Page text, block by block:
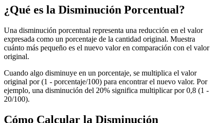
¿Qué es la Disminución Porcentual?
Una disminución porcentual representa una reducción en el valor
expresada como un porcentaje de la cantidad original. Muestra
cuánto más pequeño es el nuevo valor en comparación con el valor
original.
Cuando algo disminuye en un porcentaje, se multiplica el valor
original por (1 - porcentaje/100) para encontrar el nuevo valor. Por
ejemplo, una disminución del 20% significa multiplicar por 0,8 (1 -
20/100).
Cómo Calcular la Disminución